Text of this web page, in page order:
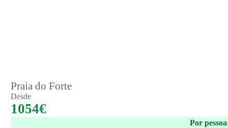
Praia do Forte
Desde
1054€
Por pessoa